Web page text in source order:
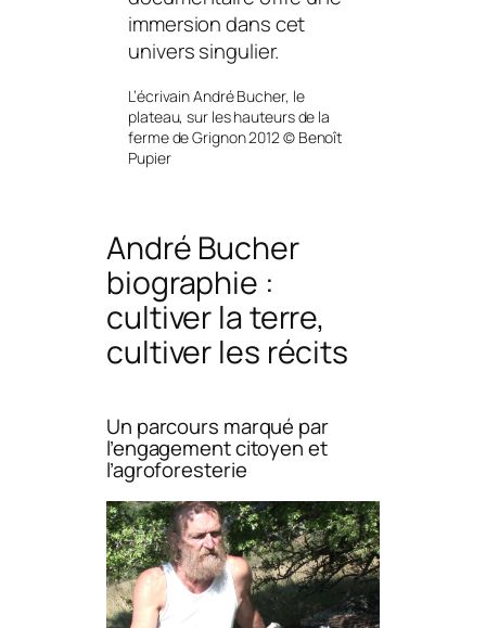
immersion dans cet
univers singulier.
L’écrivain André Bucher, le
plateau, sur les hauteurs de la
ferme de Grignon 2012 © Benoît
Pupier
André Bucher
biographie :
cultiver la terre,
cultiver les récits
Un parcours marqué par
l’engagement citoyen et
l’agroforesterie